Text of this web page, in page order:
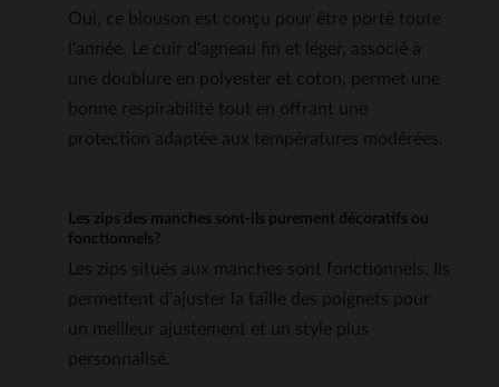
Oui, ce blouson est conçu pour être porté toute
l'année. Le cuir d'agneau fin et léger, associé à
une doublure en polyester et coton, permet une
bonne respirabilité tout en offrant une
protection adaptée aux températures modérées.
Les zips des manches sont-ils purement décoratifs ou
fonctionnels?
Les zips situés aux manches sont fonctionnels. Ils
permettent d'ajuster la taille des poignets pour
un meilleur ajustement et un style plus
personnalisé.